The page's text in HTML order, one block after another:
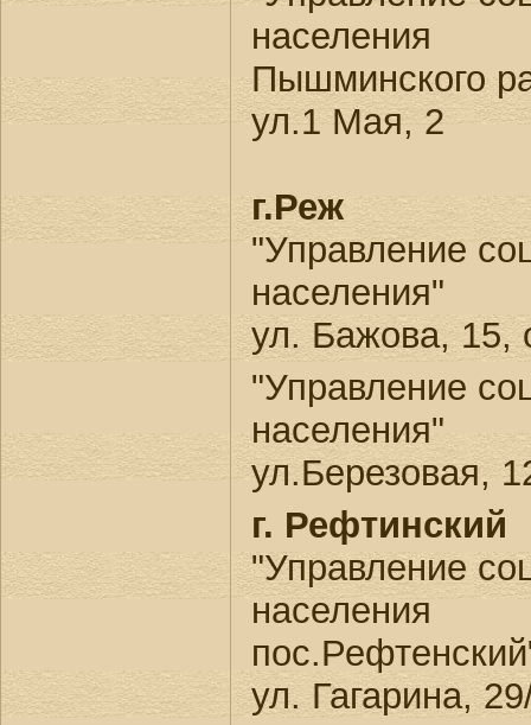
населения
Пышминского
ул.1 Мая, 2
г.Реж
"Управление
населения"
ул. Бажова, 15,
"Управление
населения"
ул.Березовая,
г. Рефтинский
"Управление
населения
ул. Гагарина,